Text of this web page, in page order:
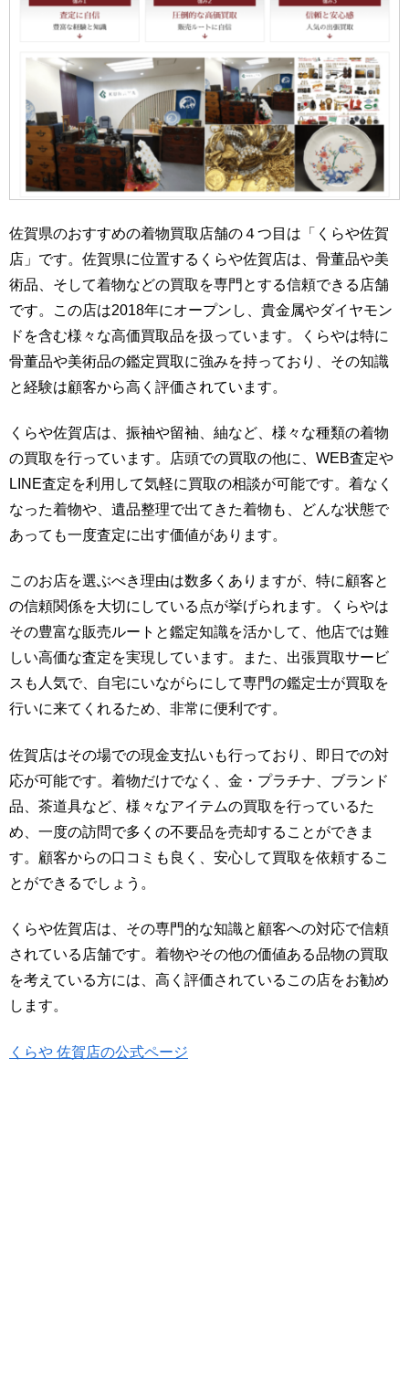
佐賀県のおすすめの着物買取店舗の４つ目は「くらや佐賀
店」です。佐賀県に位置するくらや佐賀店は、骨董品や美
術品、そして着物などの買取を専門とする信頼できる店舗
です。この店は2018年にオープンし、貴金属やダイヤモン
ドを含む様々な高価買取品を扱っています。くらやは特に
骨董品や美術品の鑑定買取に強みを持っており、その知識
と経験は顧客から高く評価されています。
くらや佐賀店は、振袖や留袖、紬など、様々な種類の着物
の買取を行っています。店頭での買取の他に、WEB査定や
LINE査定を利用して気軽に買取の相談が可能です。着なく
なった着物や、遺品整理で出てきた着物も、どんな状態で
あっても一度査定に出す価値があります。
このお店を選ぶべき理由は数多くありますが、特に顧客と
の信頼関係を大切にしている点が挙げられます。くらやは
その豊富な販売ルートと鑑定知識を活かして、他店では難
しい高価な査定を実現しています。また、出張買取サービ
スも人気で、自宅にいながらにして専門の鑑定士が買取を
行いに来てくれるため、非常に便利です。
佐賀店はその場での現金支払いも行っており、即日での対
応が可能です。着物だけでなく、金・プラチナ、ブランド
品、茶道具など、様々なアイテムの買取を行っているた
め、一度の訪問で多くの不要品を売却することができま
す。顧客からの口コミも良く、安心して買取を依頼するこ
とができるでしょう。
くらや佐賀店は、その専門的な知識と顧客への対応で信頼
されている店舗です。着物やその他の価値ある品物の買取
を考えている方には、高く評価されているこの店をお勧め
します。
くらや 佐賀店の公式ページ